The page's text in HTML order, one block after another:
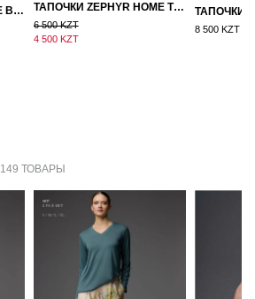
ТАПОЧКИ ZEPHYR HOME ВОЙЛОК ОРАНЖЕВЫЙ ТАПОЧКИ ZEPHYR HOME ТЕДДИ ДЕД МОРОЗ NEW
6 500 KZT
4 500 KZT
8 500 KZT
149 ТОВАРЫ